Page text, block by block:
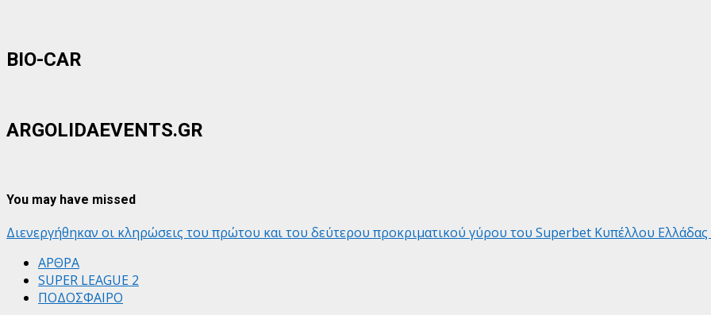
BIO-CAR
ARGOLIDAEVENTS.GR
You may have missed
Διενεργήθηκαν οι κληρώσεις του πρώτου και του δεύτερου προκριματικού γύρου του Superbet Κυπέλλου
ΑΡΘΡΑ
SUPER LEAGUE 2
ΠΟΔΟΣΦΑΙΡΟ